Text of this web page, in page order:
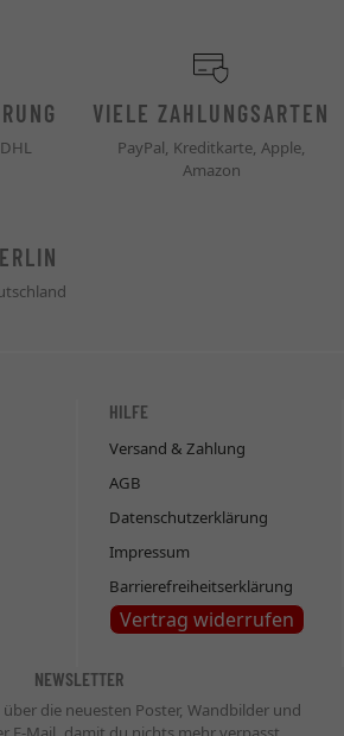
VIELE ZAHLUNGSARTEN
PayPal, Kreditkarte, Apple,
Amazon
HILFE
Versand & Zahlung
AGB
Datenschutzerklärung
Impressum
Barrierefreiheitserklärung
Vertrag widerrufen
NEWSLETTER
die neuesten Poster, Wandbilder und